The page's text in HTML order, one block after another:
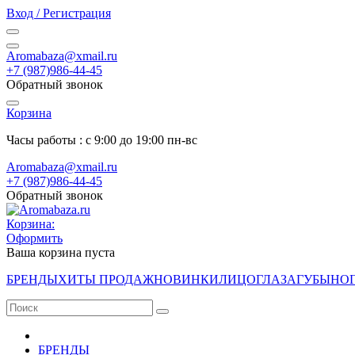
Вход / Регистрация
Aromabaza@xmail.ru
+7 (987)986-44-45
Обратный звонок
Корзина
Часы работы : с 9:00 до 19:00 пн-вс
Aromabaza@xmail.ru
+7 (987)986-44-45
Обратный звонок
Корзина:
Оформить
Ваша корзина пуста
БРЕНДЫХИТЫ ПРОДАЖНОВИНКИЛИЦОГЛАЗАГУБЫ
БРЕНДЫ